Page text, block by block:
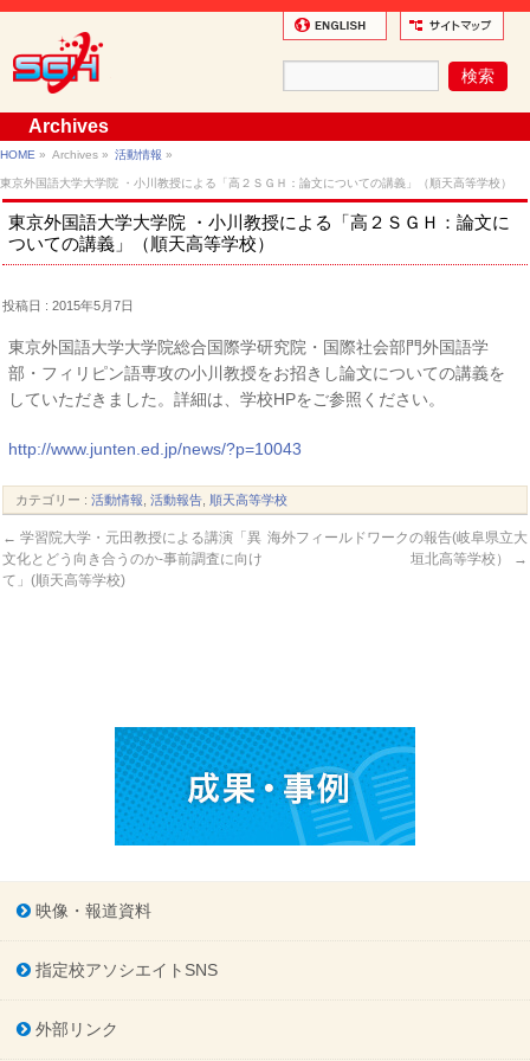
Archives
HOME » Archives » 活動情報 »
東京外国語大学大学院 ・小川教授による「高２ＳＧＨ：論文についての講義」（順天高等学校）
東京外国語大学大学院 ・小川教授による「高２ＳＧＨ：論文に
ついての講義」（順天高等学校）
投稿日 : 2015年5月7日
東京外国語大学大学院総合国際学研究院・国際社会部門外国語学
部・フィリピン語専攻の小川教授をお招きし論文についての講義を
していただきました。詳細は、学校HPをご参照ください。
http://www.junten.ed.jp/news/?p=10043
カテゴリー :活動情報 ,活動報告 順天高等学校
← 学習院大学・元田教授による講演「異
文化とどう向き合うのか-事前調査に向け
て」(順天高等学校)
海外フィールドワークの報告(岐阜県立大
垣北高等学校）
→
映像・報道資料
指定校アソシエイトSNS
外部リンク